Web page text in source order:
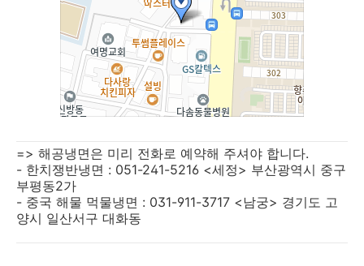
=> 해공냉면은 미리 전화로 예약해 주셔야 합니다.
- 한치쟁반냉면 : 051-241-5216 <세정> 부산광역시 중구
부평동2가
- 중국 해물 먹물냉면 : 031-911-3717 <남궁> 경기도 고
양시 일산서구 대화동